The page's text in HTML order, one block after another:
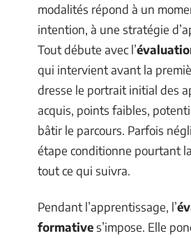
modalités répond à un
intention, à une stratégie
Tout débute avec l’
qui intervient avant la
dresse le portrait initial des
acquis, points faibles,
bâtir le parcours. Parfois
étape conditionne pourtant
tout ce qui suivra.
Pendant l’apprentissage, l’
formatives’impose. Elle